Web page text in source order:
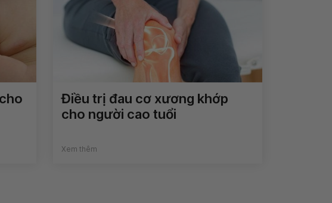
Điều trị đau cơ xương khớp
cho người cao tuổi
Xem thêm